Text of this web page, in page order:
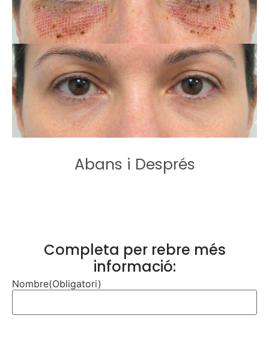
Abans i Després
Completa per rebre més
informació:
Nombre(Obligatori)